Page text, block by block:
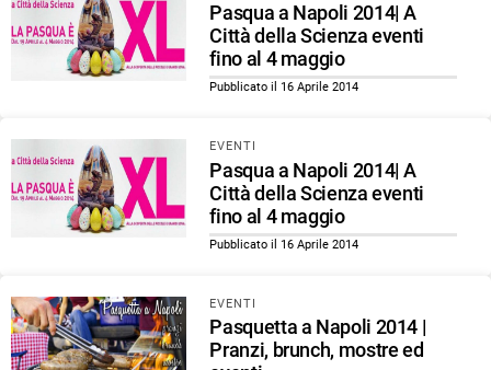
Pasqua a Napoli 2014| A
Città della Scienza eventi
fino al 4 maggio
Pubblicato il 16 Aprile 2014
EVENTI
Pasqua a Napoli 2014| A
Città della Scienza eventi
fino al 4 maggio
Pubblicato il 16 Aprile 2014
EVENTI
Pasquetta a Napoli 2014 |
Pranzi, brunch, mostre ed